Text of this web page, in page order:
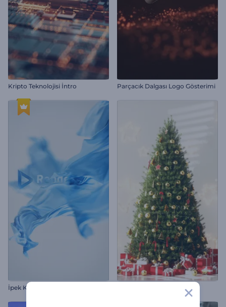
Kripto Teknolojisi İntro Parçacık Dalgası Logo Gösterimi
İpek Kumaşlı Logo Gösterimi